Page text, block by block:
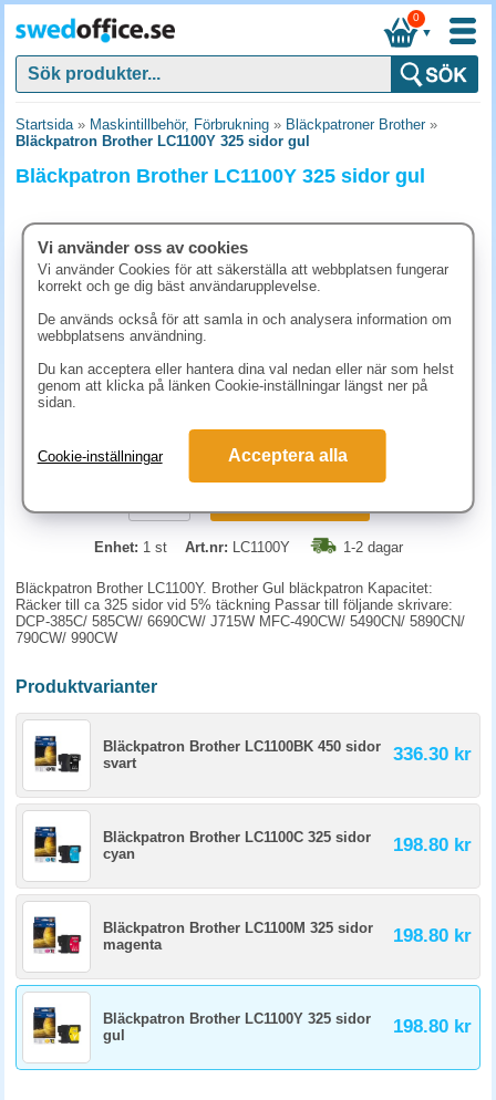
▼
0
Startsida» Maskintillbehör, Förbrukning » Bläckpatroner Brother»
Bläckpatron Brother LC1100Y 325 sidor gul
Bläckpatron Brother LC1100Y 325 sidor gul
198.80 kr (inkl. moms)
Enhet: 1 st Art.nr: LC1100Y 1-2 dagar
Bläckpatron Brother LC1100Y. Brother Gul bläckpatron Kapacitet:
Räcker till ca 325 sidor vid 5% täckning Passar till följande skrivare:
DCP-385C/ 585CW/ 6690CW/ J715W MFC-490CW/ 5490CN/ 5890CN/
790CW/ 990CW
Produktvarianter
Bläckpatron Brother LC1100BK 450 sidor
svart
336.30 kr
Bläckpatron Brother LC1100C 325 sidor
cyan
198.80 kr
Bläckpatron Brother LC1100M 325 sidor
magenta
198.80 kr
Bläckpatron Brother LC1100Y 325 sidor
gul
198.80 kr
Vi använder oss av cookies
Vi använder Cookies för att säkerställa att webbplatsen fungerar
korrekt och ge dig bäst användarupplevelse.
De används också för att samla in och analysera information om
webbplatsens användning.
Du kan acceptera eller hantera dina val nedan eller när som helst
genom att klicka på länken Cookie-inställningar längst ner på
sidan.
Cookie-inställningar Acceptera alla